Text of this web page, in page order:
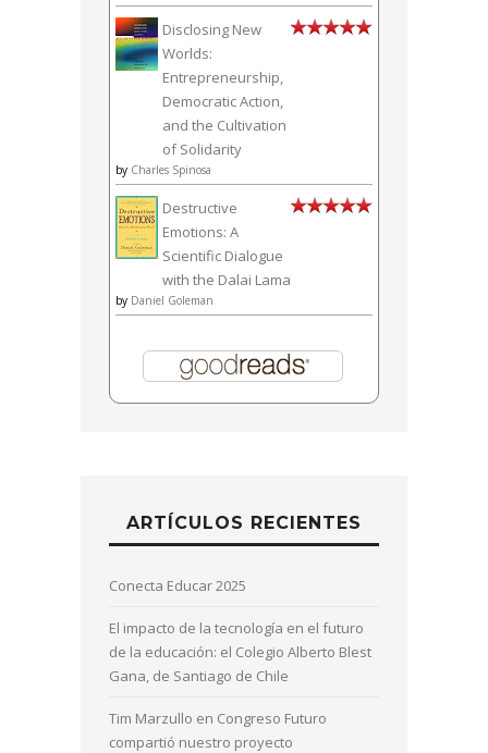
Disclosing New
Worlds:
Entrepreneurship,
Democratic Action,
and the Cultivation
of Solidarity
by Charles Spinosa
Destructive
Emotions: A
Scientific Dialogue
with the Dalai Lama
by Daniel Goleman
ARTÍCULOS RECIENTES
Conecta Educar 2025
El impacto de la tecnología en el futuro
de la educación: el Colegio Alberto Blest
Gana, de Santiago de Chile
Tim Marzullo en Congreso Futuro
compartió nuestro proyecto